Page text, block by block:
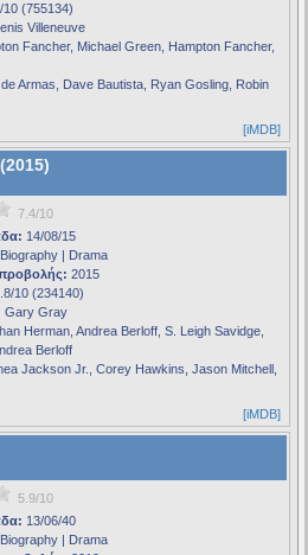
10 (755134)
Villeneuve
Fancher, Michael Green, Hampton Fancher,
Armas, Dave Bautista, Ryan Gosling, Robin
[iMDB]
7.4/10
14/08/15
Biography | Drama
2015
10 (234140)
Gary Gray
Herman, Andrea Berloff, S. Leigh Savidge,
Berloff
Jackson Jr., Corey Hawkins, Jason Mitchell,
[iMDB]
5.9/10
13/06/40
Biography | Drama